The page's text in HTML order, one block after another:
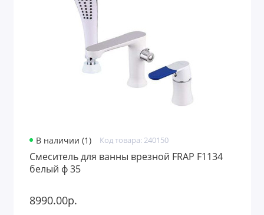
В наличии (1) Код товара: 240150
Смеситель для ванны врезной FRAP F1134
белый ф 35
8990.00р.